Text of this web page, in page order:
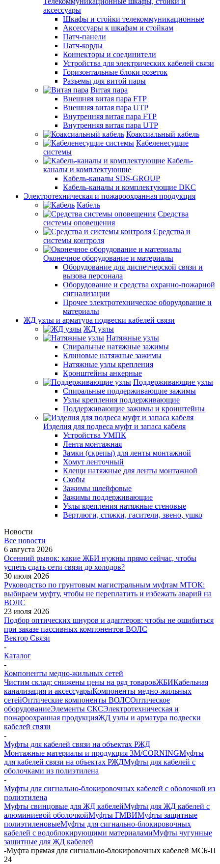
аксессуары
Шкафы и стойки телекоммуникационные
Аксессуары к шкафам и стойкам
Патч-панели
Патч-корды
Коннекторы и соединители
Устройства для электрических кабелей связи
Горизонтальные блоки розеток
Разъемы для витой пары
Витая пара
Внешняя витая пара FTP
Внешняя витая пара UTP
Внутренняя витая пара FTP
Внутренняя витая пара UTP
Коаксиальный кабель
Кабеленесущие
системы
Кабель-
каналы и комплектующие
Кабель-каналы SDS-GROUP
Кабель-каналы и комплектующие DKC
Электротехническая и пожароохранная продукция
Кабель
Средства
системы оповещения
Средства и
системы контроля
Оконечное оборудование и материалы
Оборудование для диспетчерской связи и
вызова персонала
Оборудование и средства охранно-пожарной
сигнализации
Прочее электротехническое оборудование и
материалы
ЖД узлы и арматура подвески кабелей связи
ЖД узлы
Натяжные узлы
Спиральные натяжные зажимы
Клиновые натяжные зажимы
Натяжные узлы крепления
Кронштейны анкерные
Поддерживающие узлы
Спиральные поддерживающие зажимы
Узлы крепления поддерживающие
Поддерживающие зажимы и кронштейны
Изделия для подвеса муфт и запаса кабеля
Устройства УМПК
Лента монтажная
Замки (скрепы) для ленты монтажной
Хомут ленточный
Клещи натяжные для ленты монтажной
Скобы
Зажимы шлейфовые
Зажимы поддерживающие
Узлы крепления натяжные стеновые
Вертлюги, стяжки, гасители, звено, ушко
Новости
Все новости
6 августа 2026
Осенний рывок: какие ЖБИ нужны прямо сейчас, чтобы
успеть сдать сети связи до холодов?
30 июля 2026
Руководство по грунтовым магистральным муфтам МТОК:
выбираем муфту, чтобы не переплатить и избежать аварий на
ВОЛС
23 июля 2026
Подбор оптических шнуров и адаптеров: чтобы не ошибиться
при заказе пассивных компонентов ВОЛС
Вектор Связи
-
Каталог
-
Компоненты медно-жильных сетей
Чистим склад: снижены цены на ряд товаровЖБИКабельная
канализация и аксессуарыКомпоненты медно-жильных
сетейОптические компоненты ВОЛСОптическое
оборудованиеЭлементы СКСЭлектротехническая и
пожароохранная продукцияЖД узлы и арматура подвески
кабелей связи
-
Муфты для кабелей связи на объектах РЖД
Монтажные материалы и продукция 3M/CORNINGМуфты
для кабелей связи на объектах РЖДМуфты для кабелей с
оболочками из полиэтилена
-
Муфты для сигнально-блокировочных кабелей с оболочкой из
полиэтилена
Муфты свинцовые для ЖД кабелейМуфты для ЖД кабелей с
алюминиевой оболочкойМуфты ГМВИМуфты защитные
полиэтиленовыеМуфты для сигнально-блокировочных
кабелей с водоблокирующими материаламиМуфты чугунные
защитные для ЖД кабелей
-Муфта прямая для сигнально-блокировочных кабелей МСБ-П
24